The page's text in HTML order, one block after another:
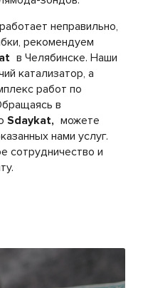
неправильно,
рекомендуем
в Челябинске. Наши
катализатор, а
работ по
в
Sdaykat, можете
нами услуг.
сотрудничество и